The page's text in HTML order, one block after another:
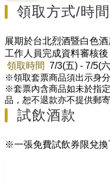
領取方式/時間
展期於台北烈酒暨白色
工作人員完成資料審核後
領取時間 7/3(五) - 7/5(
※領取套票商品須出示身分
※套票內含商品如未於指
品，恕不退款亦不提供郵寄
試飲酒款
※一張免費試飲券限兌換